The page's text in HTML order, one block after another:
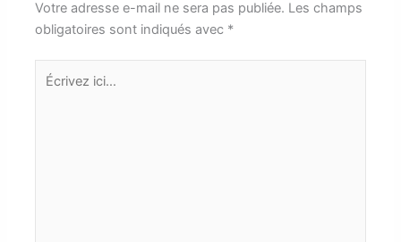
Votre adresse e-mail ne sera pas publiée. Les champs
obligatoires sont indiqués avec *
Écrivez
ici…